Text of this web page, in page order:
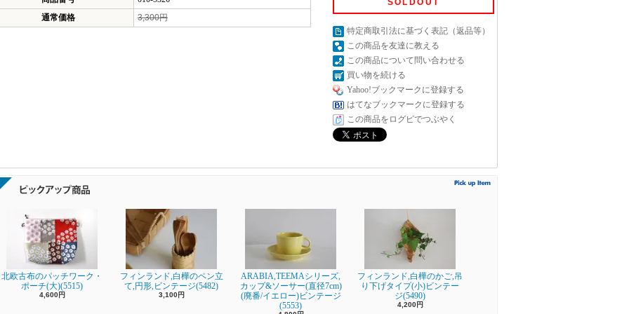
通常価格
3,300円
特定商取引法に基づく表記（返品等）
この商品を友達に教える
この商品について問い合わせる
買い物を続ける
Yahoo!ブックマークに登録する
はてなブックマークに登録する
この商品をログピでつぶやく
北欧古布のパッチワーク・
ポーチ(大)(5515)
4,600円
フィンランド,白樺のペン立
て,円形,ビンテージ(5482)
3,100円
ARABIA,TEEMAシリーズ,
カップ&ソーサー(直径7cm)
(廃番/イエロー)ビンテージ
(5553)
フィンランド,白樺のかご,吊
り下げタイプ(小)ビンテー
ジ(5490)
4,200円